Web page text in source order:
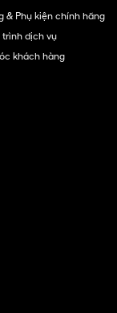
& Phụ kiện chính hãng
trình dịch vụ
khách hàng